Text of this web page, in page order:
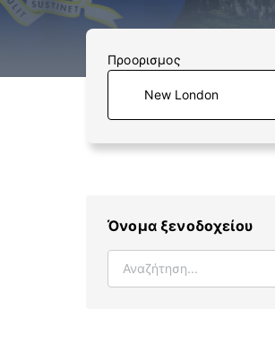
Προορισμος
Όνομα ξενοδοχείου